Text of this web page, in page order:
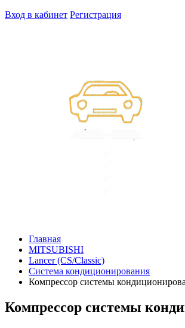
Вход в кабинет Регистрация
Главная
MITSUBISHI
Lancer (CS/Classic)
Система кондиционирования
Компрессор системы
Компрессор системы